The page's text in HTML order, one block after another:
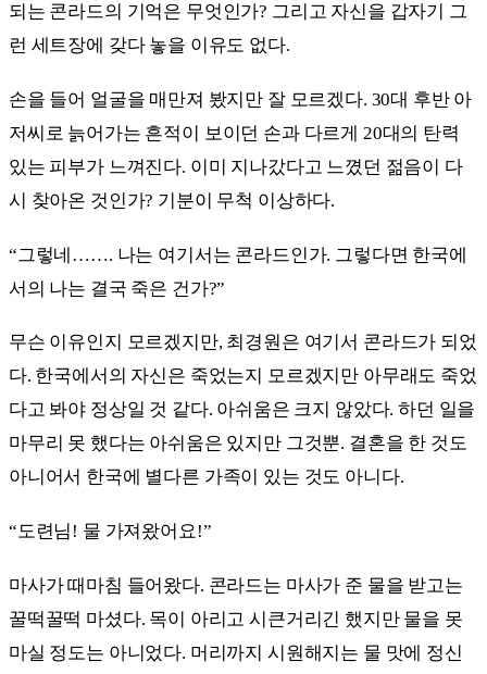
되는 콘라드의 기억은 무엇인가? 그리고 자신을 갑자기 그
런 세트장에 갖다 놓을 이유도 없다.
손을 들어 얼굴을 매만져 봤지만 잘 모르겠다. 30대 후반 아
저씨로 늙어가는 흔적이 보이던 손과 다르게 20대의 탄력
있는 피부가 느껴진다. 이미 지나갔다고 느꼈던 젊음이 다
시 찾아온 것인가? 기분이 무척 이상하다.
“그렇네……. 나는 여기서는 콘라드인가. 그렇다면 한국에
서의 나는 결국 죽은 건가?”
무슨 이유인지 모르겠지만, 최경원은 여기서 콘라드가 되었
다. 한국에서의 자신은 죽었는지 모르겠지만 아무래도 죽었
다고 봐야 정상일 것 같다. 아쉬움은 크지 않았다. 하던 일을
마무리 못 했다는 아쉬움은 있지만 그것뿐. 결혼을 한 것도
아니어서 한국에 별다른 가족이 있는 것도 아니다.
“도련님! 물 가져왔어요!”
마사가 때마침 들어왔다. 콘라드는 마사가 준 물을 받고는
꿀떡꿀떡 마셨다. 목이 아리고 시큰거리긴 했지만 물을 못
마실 정도는 아니었다. 머리까지 시원해지는 물 맛에 정신